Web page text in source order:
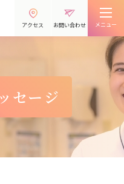
アクセス お問い合わせ メニュー
セージ